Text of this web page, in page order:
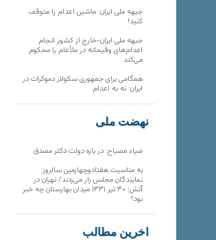
جبهه ملی ایران: ماشین اعدام را متوقف
کنید!
جبهه ملی ایران-خارج از کشور انجام
اعدام‌های وقیحانه در ملأِعام را محکوم
می‌کند
همگامی برای جمهوری سکولار دموکرات در
ایران: نه به اعدام
نهضت ملی
ضیاء مصباح: در باره دولت دکتر مصدق
به مناسبت هفتادوچهارمین سالروز:
نمایندگان مجلس زار می‌زدند/ تهران در
آتش؛ ۳۰ تیر ۱۳۳۱ میدان بهارستان چه خبر
بود؟
آخرین مطالب